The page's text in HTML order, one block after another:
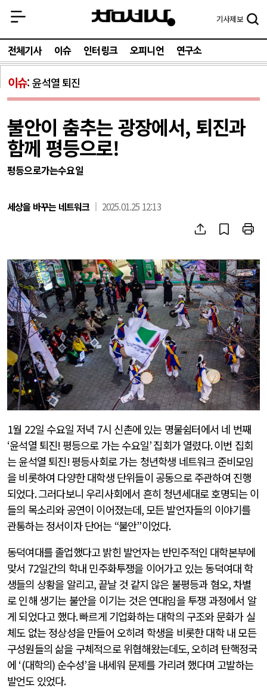
기사제보
전체기사 이슈 인터링크 오피니언 연구소
이슈 윤석열 퇴진
불안이 춤추는 광장에서, 퇴진과
함께 평등으로!
평등으로가는수요일
세상을 바꾸는 네트워크 2025.01.25 12:13
1월 22일 수요일 저녁 7시 신촌에 있는 명물쉼터에서 네 번째
‘윤석열 퇴진! 평등으로 가는 수요일’집회가 열렸다.이번 집회
는 윤석열 퇴진!평등사회로 가는 청년학생 네트워크 준비모임
을 비롯하여 다양한 대학생 단위들이 공동으로 주관하여 진행
되었다.그러다보니 우리사회에서 흔히 청년세대로 호명되는 이
들의 목소리와 공연이 이어졌는데, 모든 발언자들의 이야기를
관통하는 정서이자 단어는 “불안”이었다.
동덕여대를 졸업했다고 밝힌 발언자는 반민주적인 대학본부에
맞서 72일간의 학내 민주화투쟁을 이어가고 있는 동덕여대 학
생들의 상황을 알리고,끝날 것 같지 않은 불평등과 혐오, 차별
로 인해 생기는 불안을 이기는 것은 연대임을 투쟁 과정에서 알
게 되었다고 했다.빠르게 기업화하는 대학의 구조와 문화가 실
체도 없는 정상성을 만들어 오히려 학생을 비롯한 대학 내 모든
구성원들의 삶을 구체적으로 위협해왔는데도,오히려 탄핵정국
에 ‘(대학의) 순수성’을 내세워 문제를 가리려 했다며 고발하는
발언도 있었다.